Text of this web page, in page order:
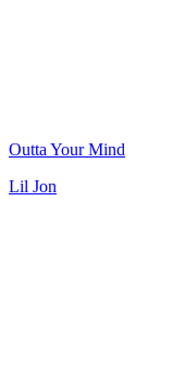
Outta Your Mind
Lil Jon